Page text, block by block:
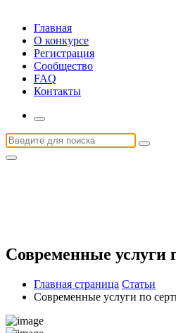
Главная
О конкурсе
Регистрация
Сообщество
FAQ
Контакты
Искать:
Современные услуги
Главная страница Статьи
Современные услуги по